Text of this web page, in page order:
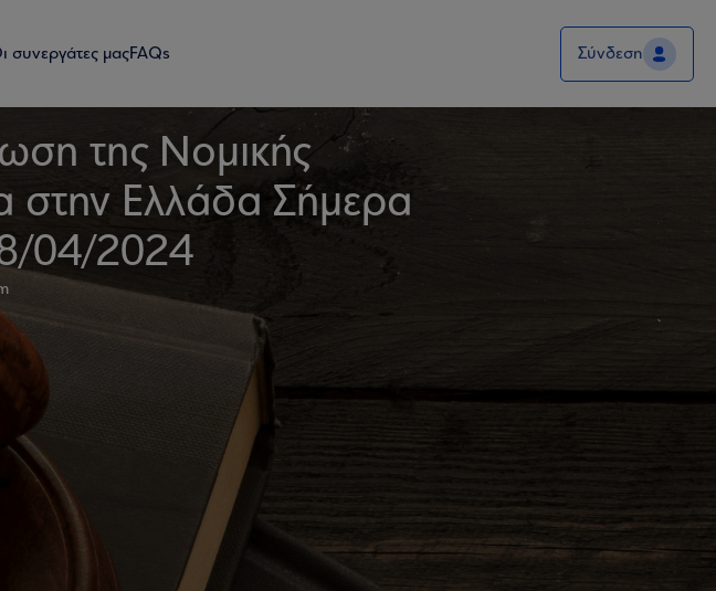
συνεργάτες μαςFAQs Σύνδεση
της Νομικής
στην Ελλάδα Σήμερα
04/2024